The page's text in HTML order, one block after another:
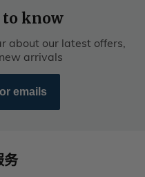
国.liquid
know
about our latest offers,
arrivals
emails
务